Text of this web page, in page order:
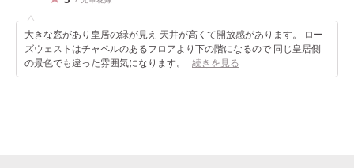
大きな窓があり皇居の緑が見え 天井が高くて開放感があります。 ロー
ズウェストはチャペルのあるフロアより下の階になるので 同じ皇居側
の景色でも違った雰囲気になります。
続きを見る